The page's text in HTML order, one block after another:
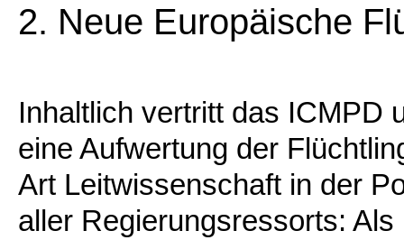
2. Neue Europäische
Inhaltlich vertritt das ICMPD
eine Aufwertung der
Art Leitwissenschaft in der
aller Regierungsressorts: